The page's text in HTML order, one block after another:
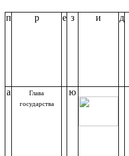
п р е з и д
а
Глава
государства
ю